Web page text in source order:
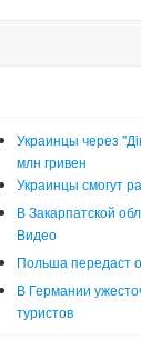
Украинцы через
млн гривен
Украинцы смогут
В Закарпатской
Видео
Польша передаст
В Германии
туристов